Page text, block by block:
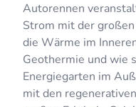
Autorennen
Strom mit der
die Wärme im
Geothermie und wie
Energiegarten im
mit den